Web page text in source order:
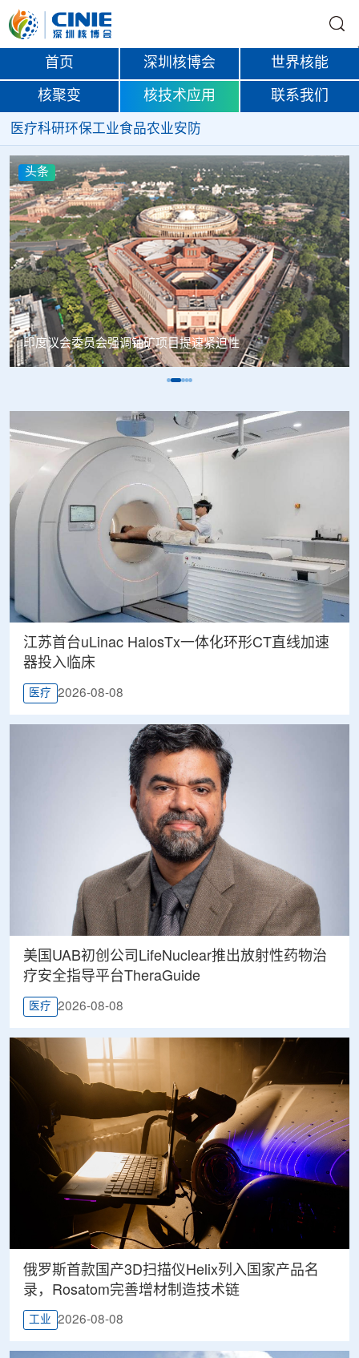
首页 深圳核博会 世界核能
核聚变 核技术应用 联系我们
医疗科研环保工业食品农业安防
头条
中核辐智正式设立 中国同辐持股90%打通核医疗全产业链
江苏首台uLinac HalosTx一体化环形CT直线加速
器投入临床
医疗 2026-08-08
美国UAB初创公司LifeNuclear推出放射性药物治
疗安全指导平台TheraGuide
医疗 2026-08-08
俄罗斯首款国产3D扫描仪Helix列入国家产品名
录，Rosatom完善增材制造技术链
工业 2026-08-08